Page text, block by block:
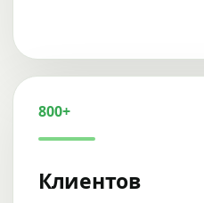
800+
Клиентов